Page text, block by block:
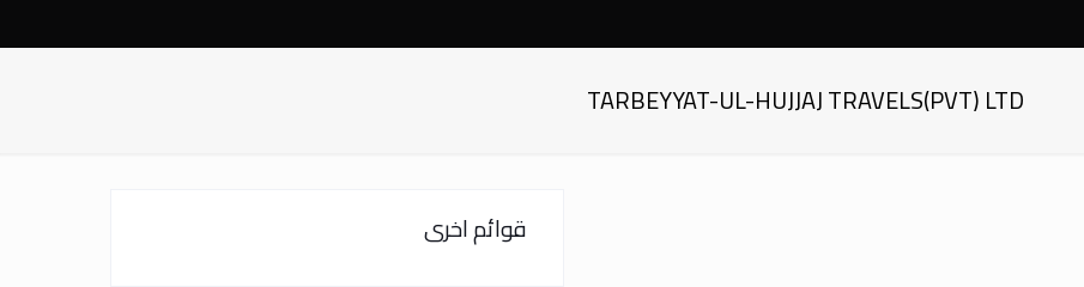
TARBEYYAT-UL-HUJJAJ TRAVELS(PVT) LTD
قوائم اخرى